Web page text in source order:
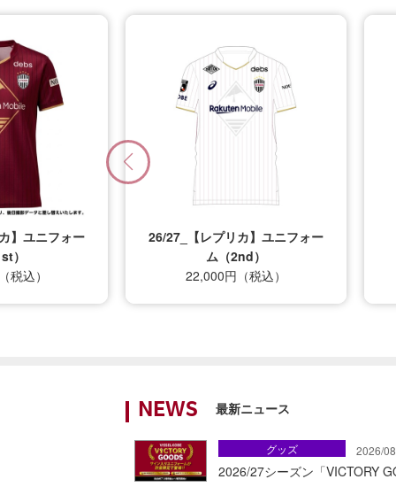
】ユニフォー
）
税込）
26/27_キッズTシャツ
12,500円（税込）
NEWS 最新ニュース
2026/
2026/27シーズン「VICTORY
グッズ